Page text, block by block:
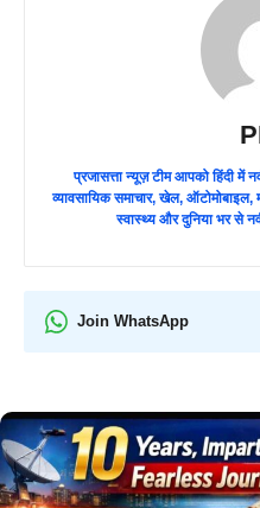
प्रजासत्ता न्यूज़ टीम आपको हिंदी में
व्यावसायिक समाचार, खेल,
स्वास्थ्य और दुनिया भर से
Join WhatsApp